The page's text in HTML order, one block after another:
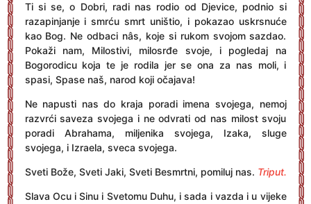
Ti si se, o Dobri, radi nas rodio od Djevice, podnio si
razapinjanje i smrću smrt uništio, i pokazao uskrsnuće
kao Bog. Ne odbaci nâs, koje si rukom svojom sazdao.
Pokaži nam, Milostivi, milosrđe svoje, i pogledaj na
Bogorodicu koja te je rodila jer se ona za nas moli, i
spasi, Spase naš, narod koji očajava!
Ne napusti nas do kraja poradi imena svojega, nemoj
razvrći saveza svojega i ne odvrati od nas milost svoju
poradi Abrahama, miljenika svojega, Izaka, sluge
svojega, i Izraela, sveca svojega.
Sveti Bože, Sveti Jaki, Sveti Besmrtni, pomiluj nas. Triput.
Slava Ocu i Sinu i Svetomu Duhu, i sada i vazda i u vijeke